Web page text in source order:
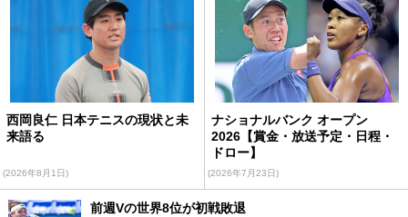
西岡良仁 日本テニスの現状と未
来語る
(2026年8月1日)
ナショナルバンク オープン
2026【賞金・放送予定・日程・
ドロー】
(2026年7月23日)
前週Vの世界8位が初戦敗退